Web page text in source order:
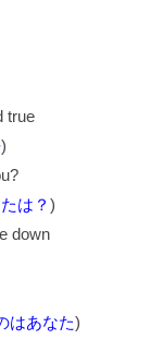
true
)
は？ )
down
はあなた)